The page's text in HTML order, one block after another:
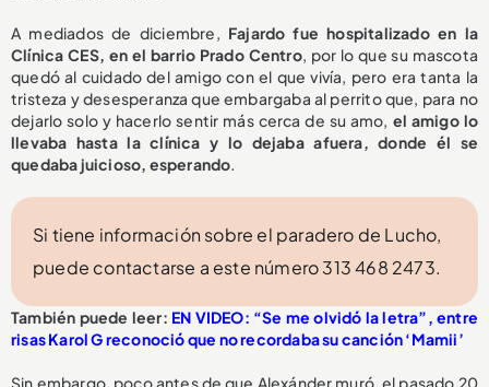
A mediados de diciembre, Fajardo fue hospitalizado en la
Clínica CES, en el barrio Prado Centro, por lo que su mascota
quedó al cuidado del amigo con el que vivía, pero era tanta la
tristeza y desesperanza que embargaba al perrito que, para no
dejarlo solo y hacerlo sentir más cerca de su amo, el amigo lo
llevaba hasta la clínica y lo dejaba afuera, donde él se
quedaba juicioso, esperando.
Si tiene información sobre el paradero de Lucho,
puede contactarse a este número 313 468 2473.
También puede leer: EN VIDEO: “Se me olvidó la letra”, entre
risas Karol G reconoció que no recordaba su canción ‘Mamii’
Sin embargo, poco antes de que Alexánder muró, el pasado 20